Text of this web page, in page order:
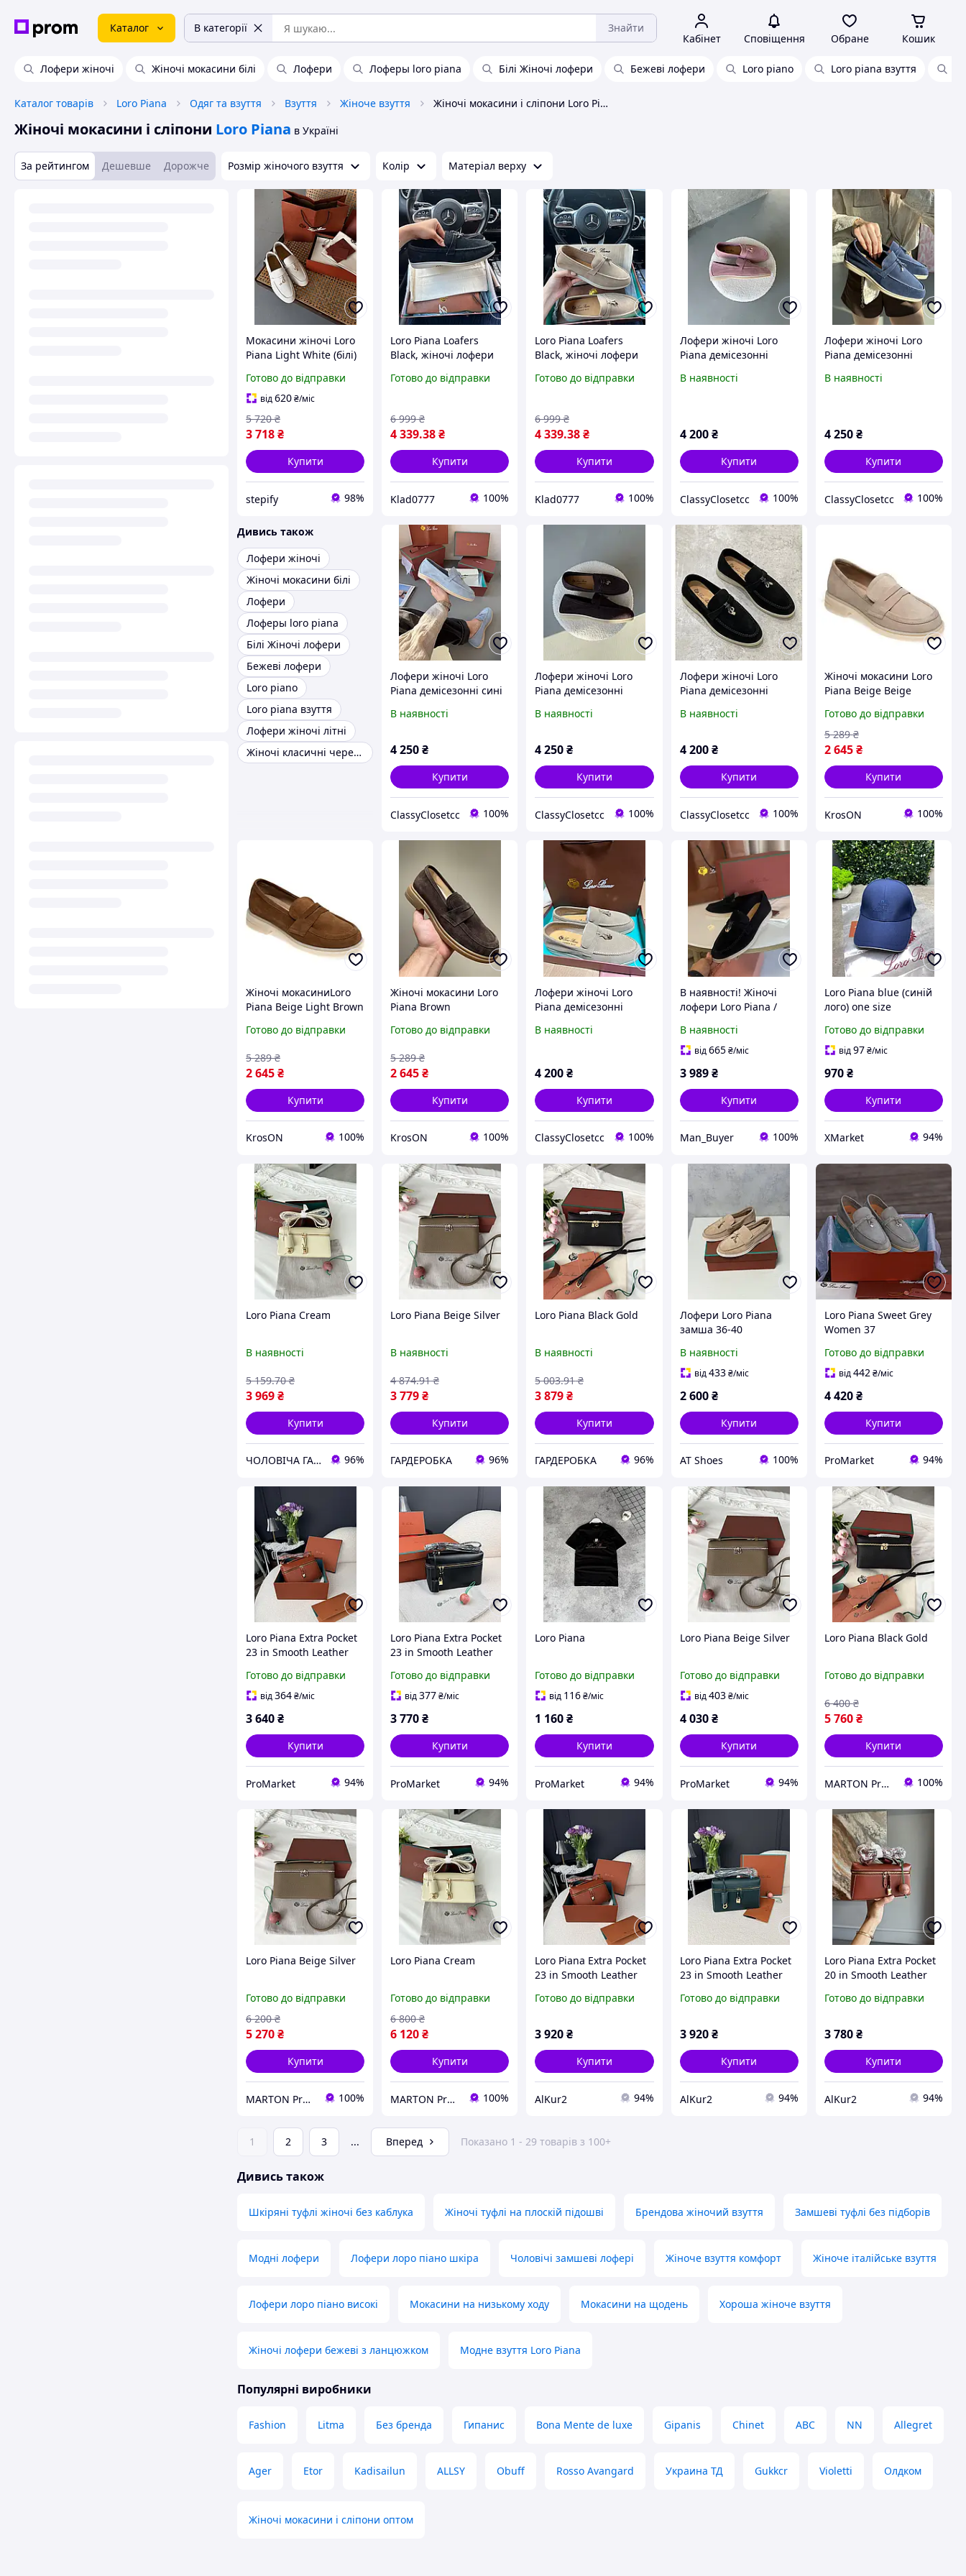
Каталог В категорії Знайти
Кабінет Сповіщення Обране Кошик
Лофери жіночі Жіночі мокасини білі Лофери Лоферы loro piana Білі Жіночі лофери Бежеві лофери Loro piano Loro piana взуття
Каталог товарів Loro Piana Одяг та взуття Взуття Жіноче взуття Жіночі мокасини і сліпони Loro Piana
Жіночі мокасини і сліпони Loro Piana в Україні
За рейтингом Дешевше Дорожче Розмір жіночого взуття Колір Матеріал верху
Мокасини жіночі Loro
Piana Light White (білі)
декоративною
підвіскою Італія арт.
LR08
Готово до відправки
від620₴/міс
3 718₴
5 720 ₴
Купити
stepify 98%
Loro Piana Loafers
Black, жіночі лофери
взуття Loro Piana, чорні
брендові туфлі Loro
Piana
Готово до відправки
4 339.38₴
6 999 ₴
Купити
Klad0777 100%
Loro Piana Loafers
Black, жіночі лофери
взуття Loro Piana, чорні
брендові туфлі Loro
Piana
Готово до відправки
4 339.38₴
6 999 ₴
Купити
Klad0777 100%
Лофери жіночі Loro
Piana демісезонні
Pink premium преміум
В наявності
4 200 ₴
Купити
ClassyClosetcc 100%
Лофери жіночі Loro
Piana демісезонні
Loafers Navy Blue
В наявності
4 250₴
Купити
ClassyClosetcc 100%
Дивись також
Лофери жіночі
Жіночі мокасини білі
Лофери
Лоферы loro piana
Білі Жіночі лофери
Бежеві лофери
Loro piano
Loro piana взуття
Лофери жіночі літні
Жіночі класичні черевики
Лофери жіночі Loro
Piana демісезонні сині
premium преміум
В наявності
4 250₴
Купити
ClassyClosetcc 100%
Лофери жіночі Loro
Piana демісезонні
Loafers Brown premium
В наявності
4 250₴
Купити
ClassyClosetcc 100%
Лофери жіночі Loro
Piana демісезонні
Black преміум взуття
В наявності
4 200 ₴
Купити
ClassyClosetcc 100%
Жіночі мокасини Loro
Piana Beige Beige
Готово до відправки
2 645₴
5 289 ₴
Купити
KrosON 100%
Жіночі мокасиниLoro
Piana Beige Light Brown
Готово до відправки
2 645₴
5 289 ₴
Купити
KrosON 100%
Жіночі мокасини Loro
Piana Brown
Готово до відправки
2 645₴
5 289 ₴
Купити
KrosON 100%
Лофери жіночі Loro
Piana демісезонні
Beige преміум взуття
В наявності
4 200₴
Купити
ClassyClosetcc 100%
В наявності! Жіночі
лофери Loro Piana /
пиана 36 Розмір
В наявності
від665 ₴/міс
3 989 ₴
Купити
Man_Buyer 100%
Loro Piana blue (синій
лого) one size
Готово до відправки
від97₴/міс
970₴
Купити
XMarket 94%
Loro Piana Cream
В наявності
3 969₴
5 159.70 ₴
Купити
ЧОЛОВІЧА ГАРДЕРОБНА 96%
Loro Piana Beige Silver
В наявності
3 779₴
4 874.91 ₴
Купити
ГАРДЕРОБКА 96%
Loro Piana Black Gold
В наявності
3 879₴
5 003.91 ₴
Купити
ГАРДЕРОБКА 96%
Лофери Loro Piana
замша 36-40
В наявності
від433 ₴/міс
2 600 ₴
Купити
AT Shoes 100%
Loro Piana Sweet Grey
Women 37
Готово до відправки
від442₴/міс
4 420₴
Купити
ProMarket 94%
Loro Piana Extra Pocket
23 in Smooth Leather
Готово до відправки
від364₴/міс
3 640₴
Купити
ProMarket 94%
Loro Piana Extra Pocket
23 in Smooth Leather
Готово до відправки
від377₴/міс
3 770₴
Купити
ProMarket 94%
Loro Piana
Готово до відправки
від 116₴/міс
1 160₴
Купити
ProMarket 94%
Loro Piana Beige Silver
Готово до відправки
від403 ₴/міс
4 030 ₴
Купити
ProMarket 94%
Loro Piana Black Gold
Готово до відправки
5 760₴
6 400 ₴
Купити
MARTON Premium 100%
Loro Piana Beige Silver
Готово до відправки
5 270₴
6 200 ₴
Купити
MARTON Premium 100%
Loro Piana Cream
Готово до відправки
6 120₴
6 800 ₴
Купити
MARTON Premium 100%
Loro Piana Extra Pocket
23 in Smooth Leather
Готово до відправки
3 920₴
Купити
AlKur2 94%
Loro Piana Extra Pocket
23 in Smooth Leather
Готово до відправки
3 920 ₴
Купити
AlKur2 94%
Loro Piana Extra Pocket
20 in Smooth Leather
Готово до відправки
3 780₴
Купити
AlKur2 94%
1 2 3 ... Вперед Показано 1 - 29 товарів з 100+
Дивись також
Шкіряні туфлі жіночі без каблука Жіночі туфлі на плоскій підошві Брендова жіночий взуття Замшеві туфлі без підборів
Модні лофери Лофери лоро піано шкіра Чоловічі замшеві лофері Жіноче взуття комфорт Жіноче італійське взуття
Лофери лоро піано високі Мокасини на низькому ходу Мокасини на щодень Хороша жіноче взуття
Жіночі лофери бежеві з ланцюжком Модне взуття Loro Piana
Популярні виробники
Fashion Litma Без бренда Гипанис Bona Mente de luxe Gipanis Chinet ABC NN Allegret
Ager Etor Kadisailun ALLSY Obuff Rosso Avangard Украина ТД Gukkcr Violetti Олдком
Жіночі мокасини і сліпони оптом